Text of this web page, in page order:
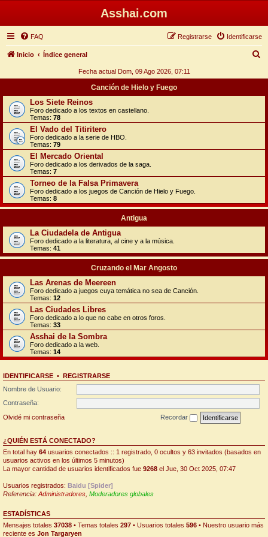
Asshai.com
FAQ Identificarse
Registrarse
Inicio Índice general
c
Fecha actual Dom, 09 Ago 2026, 07:11
Canción de Hielo y Fuego
Los Siete Reinos
Foro dedicado a los textos en castellano.
Temas: 78
El Vado del Titiritero
Foro dedicado a la serie de HBO.
Temas: 79
El Mercado Oriental
Foro dedicado a los derivados de la saga.
Temas: 7
Torneo de la Falsa Primavera
Foro dedicado a los juegos de Canción de Hielo y Fuego.
Temas: 8
Antigua
La Ciudadela de Antigua
Foro dedicado a la literatura, al cine y a la música.
Temas: 41
Cruzando el Mar Angosto
Las Arenas de Meereen
Foro dedicado a juegos cuya temática no sea de Canción.
Temas: 12
Las Ciudades Libres
Foro dedicado a lo que no cabe en otros foros.
Temas: 33
Asshai de la Sombra
Foro dedicado a la web.
Temas: 14
IDENTIFICARSE • REGISTRARSE
Nombre de Usuario:
Contraseña:
Olvidé mi contraseña
Recordar
¿QUIÉN ESTÁ CONECTADO?
En total hay 64 usuarios conectados :: 1 registrado, 0 ocultos y 63 invitados (basados en
usuarios activos en los últimos 5 minutos)
La mayor cantidad de usuarios identificados fue 9268 el Jue, 30 Oct 2025, 07:47
Usuarios registrados: Baidu [Spider]
Referencia: Administradores Moderadores globales
ESTADÍSTICAS
Mensajes totales 37038 • Temas totales 297 • Usuarios totales 596 • Nuestro usuario más
reciente es Jon Targaryen